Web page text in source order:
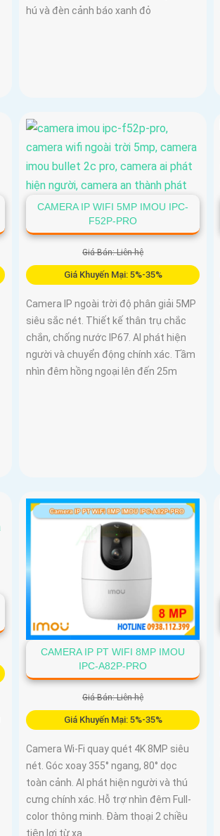
hú và đèn cảnh báo xanh đỏ
CAMERA IP WIFI 5MP IMOU IPC-
F52P-PRO
Giá Bán: Liên hệ
Giá Khuyến Mại: 5%-35%
Camera IP ngoài trời độ phân giải 5MP
siêu sắc nét. Thiết kế thân trụ chắc
chắn, chống nước IP67. AI phát hiện
người và chuyển động chính xác. Tầm
nhìn đêm hồng ngoại lên đến 25m
CAMERA IP PT WIFI 8MP IMOU
IPC-A82P-PRO
Giá Bán: Liên hệ
Giá Khuyến Mại: 5%-35%
Camera Wi-Fi quay quét 4K 8MP siêu
nét. Góc xoay 355° ngang, 80° dọc
toàn cảnh. AI phát hiện người và thú
cưng chính xác. Hỗ trợ nhìn đêm Full-
color thông minh. Đàm thoại 2 chiều
tiện lợi từ xa